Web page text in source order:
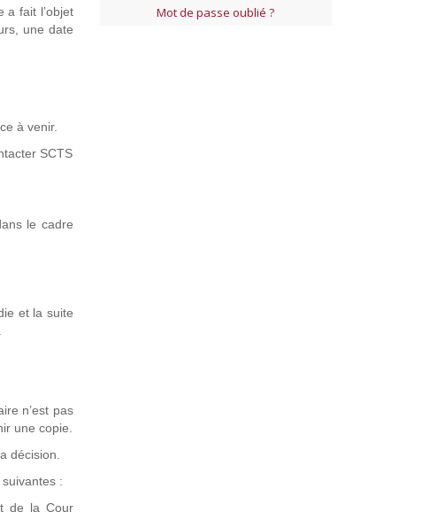
a fait l’objet
une date
à venir.
SCTS
le cadre
et la suite
n’est pas
une copie.
décision.
:
de la Cour
Mot de passe oublié ?